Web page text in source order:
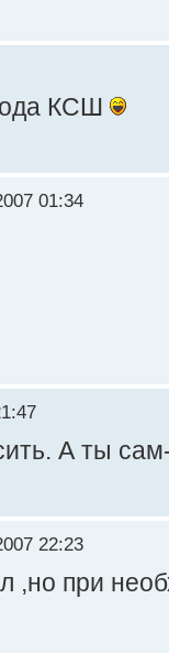
КСШ
01:34
А ты
22:23
,но при